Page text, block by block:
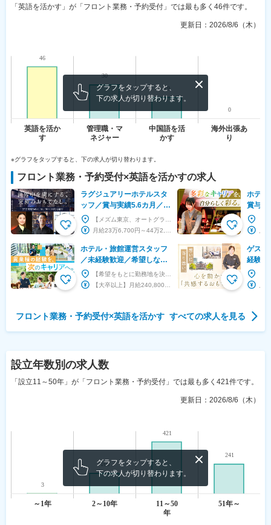
「英語を活かす」が「フロント業務・予約受付」では最も多く46件です。
更新日： 2026/8/6（木）
グラフをタップすると、
下の求人が切り替わります。
※グラフをタップすると、下の求人が切り替わります。
フロント業務・予約受付×英語を活かすの求人
ラグジュアリーホテルスタ
ッフ／賞与実績5.6カ月／若
手活躍中
ホテル・旅館運営スタッフ
／未経験歓迎／希望しない
転勤なし
ホテル
賞与年
年休
ゲスト
経験歓
フロント業務・予約受付×英語を活かす すべての求人を見る
設立年数別の求人数
「設立11～50年」が「フロント業務・予約受付」では最も多く421件です。
更新日： 2026/8/6（木）
グラフをタップすると、
下の求人が切り替わります。